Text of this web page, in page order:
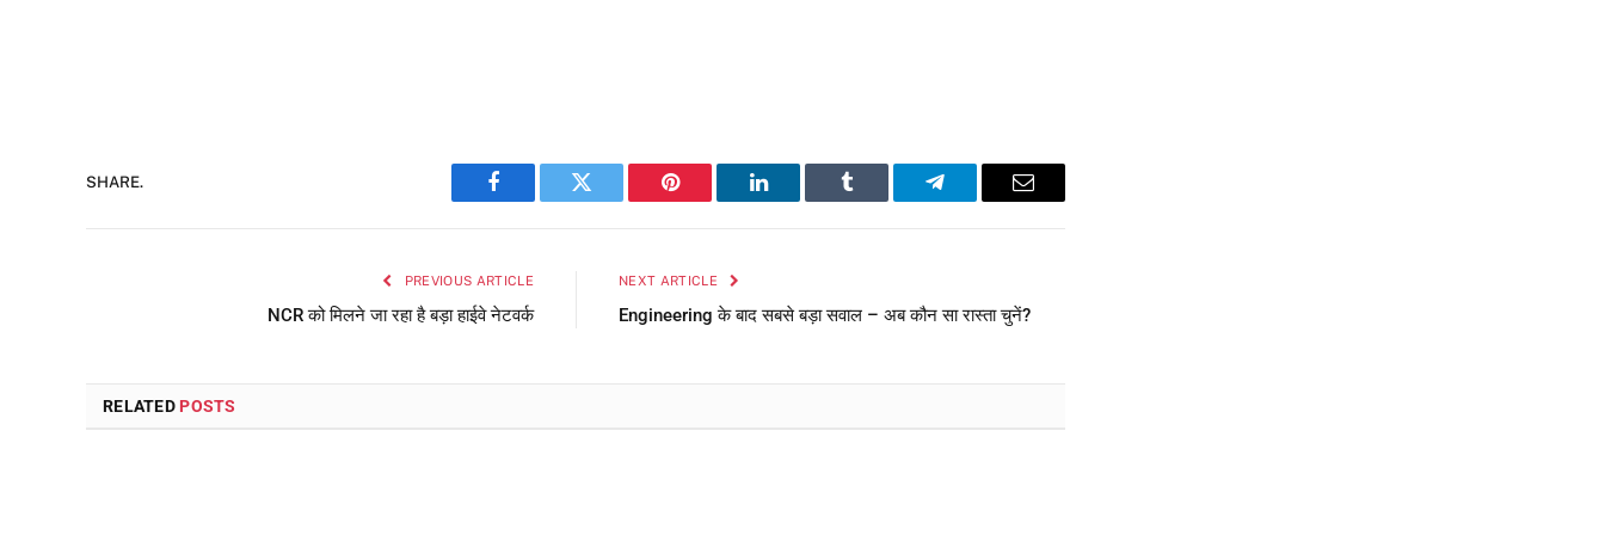
SHARE.
Facebook Twitter Pinterest LinkedIn Tumblr Telegram Email
PREVIOUS ARTICLE
NCR को मिलने जा रहा है बड़ा हाईवे नेटवर्क
NEXT ARTICLE
Engineering के बाद सबसे बड़ा सवाल – अब कौन सा रास्ता चुनें?
RELATED POSTS